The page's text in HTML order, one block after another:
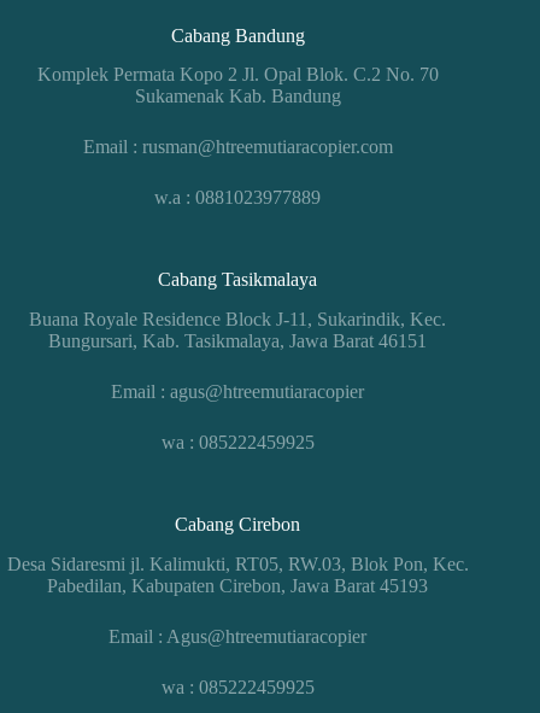
Cabang Bandung
Komplek Permata Kopo 2 Jl. Opal Blok. C.2 No. 70
Sukamenak Kab. Bandung
Email : rusman@htreemutiaracopier.com
w.a : 0881023977889
Cabang Tasikmalaya
Buana Royale Residence Block J-11, Sukarindik, Kec.
Bungursari, Kab. Tasikmalaya, Jawa Barat 46151
Email : agus@htreemutiaracopier
wa : 085222459925
Cabang Cirebon
Desa Sidaresmi jl. Kalimukti, RT05, RW.03, Blok Pon, Kec.
Pabedilan, Kabupaten Cirebon, Jawa Barat 45193
Email : Agus@htreemutiaracopier
wa : 085222459925